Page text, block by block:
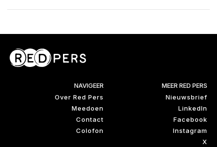
NAVIGEER
Over Red Pers
Meedoen
Contact
Colofon
MEER RED PERS
Nieuwsbrief
LinkedIn
Facebook
Instagram
X